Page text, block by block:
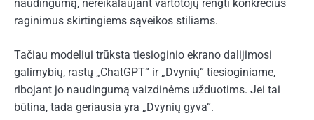
naudingumą, nereikalaujant vartotojų rengti konkrečius
raginimus skirtingiems sąveikos stiliams.
Tačiau modeliui trūksta tiesioginio ekrano dalijimosi
galimybių, rastų „ChatGPT“ ir „Dvynių“ tiesioginiame,
ribojant jo naudingumą vaizdinėms užduotims. Jei tai
būtina, tada geriausia yra „Dvynių gyva“.